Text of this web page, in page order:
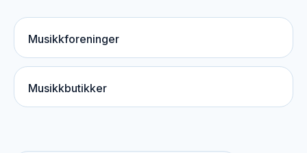
Musikkforeninger
Musikkbutikker